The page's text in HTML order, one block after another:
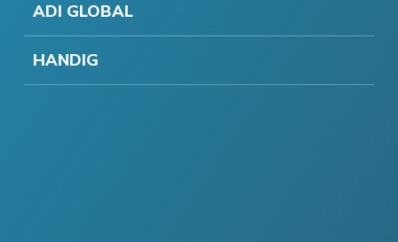
ADI GLOBAL
HANDIG